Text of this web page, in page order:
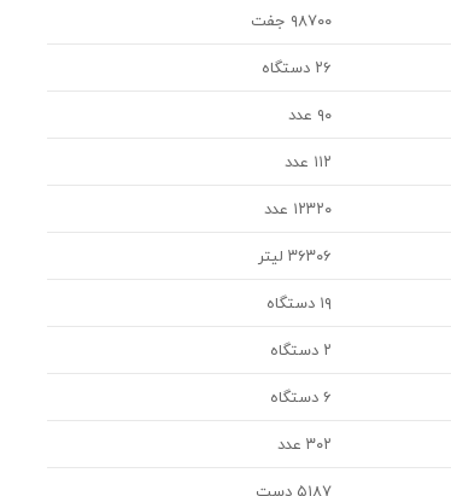
۹۸۷۰۰ جفت
۲۶ دستگاه
۹۰ عدد
۱۱۲ عدد
۱۲۳۲۰ عدد
۳۶۳۰۶ لیتر
۱۹ دستگاه
۲ دستگاه
۶ دستگاه
۳۰۲ عدد
۵۱۸۷ دست